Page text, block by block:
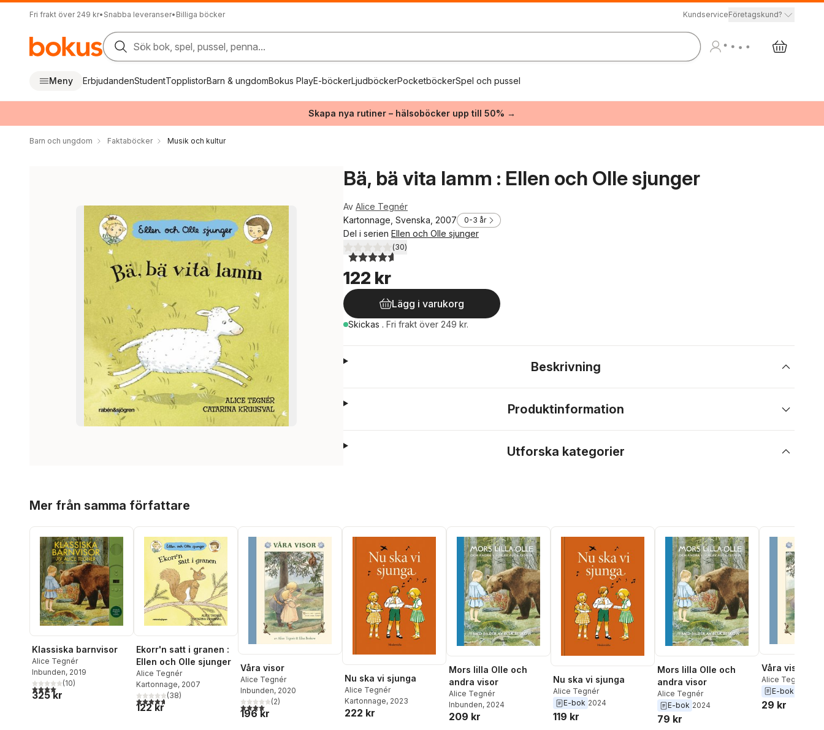
Fri frakt över 249 kr• Snabba leveranser• Billiga böcker KundserviceFöretagskund?
Sök bok, spel, pussel, penna...
Meny ErbjudandenStudentTopplistorBarn & ungdomBokus PlayE-böckerLjudböckerPocketböckerSpel och pussel
Skapa nya rutiner – hälsoböcker upp till 50% →
Barn och ungdom Faktaböcker Musik och kultur
Bä, bä vita lamm : Ellen och Olle sjunger
Av Alice Tegnér
Kartonnage, Svenska, 2007
0-3 år
Del i serien Ellen och Olle sjunger
4,6utav 5 stjärnor. Totalt antal röster:
(30)
122 kr
Lägg i varukorg
Skickas . Fri frakt över 249 kr.
Beskrivning
Produktinformation
Utforska kategorier
Mer från samma författare
Klassiska barnvisor
Alice Tegnér
Inbunden, 2019
4,0utav 5 stjärnor. Totalt antal röster:
(10)
325 kr
Ekorr'n satt i granen :
Ellen och Olle sjunger
Alice Tegnér
Kartonnage, 2007
4,7utav 5 stjärnor. Totalt antal röster:
(38)
122 kr
Våra visor
Alice Tegnér
Inbunden, 2020
4,0utav 5 stjärnor. Totalt antal röster:
(2)
196 kr
Nu ska vi sjunga
Alice Tegnér
Kartonnage, 2023
222 kr
Mors lilla Olle och
andra visor
Alice Tegnér
Inbunden, 2024
209 kr
Nu ska vi sjunga
Alice Tegnér
E-bok 2024
119 kr
Mors lilla Olle och
andra visor
Alice Tegnér
E-bok 2024
79 kr
Våra visor
Alice Tegnér
E-bok
29 kr